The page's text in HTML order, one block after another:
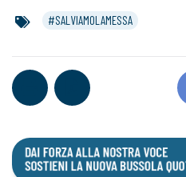
#SALVIAMOLAMESSA